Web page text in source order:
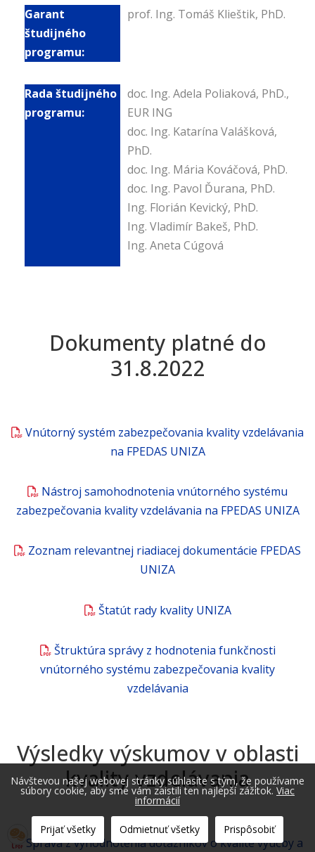
prof. Ing. Tomáš Klieštik, PhD.
doc. Ing. Adela Poliaková, PhD.,
EUR ING
doc. Ing. Katarína Valášková,
PhD.
doc. Ing. Mária Kováčová, PhD.
doc. Ing. Pavol Ďurana, PhD.
Ing. Florián Kevický, PhD.
Ing. Vladimír Bakeš, PhD.
Ing. Aneta Cúgová
Dokumenty platné do
31.8.2022
Vnútorný systém zabezpečovania kvality vzdelávania
na FPEDAS UNIZA
Nástroj samohodnotenia vnútorného systému
zabezpečovania kvality vzdelávania na FPEDAS UNIZA
Zoznam relevantnej riadiacej dokumentácie FPEDAS
UNIZA
Štatút rady kvality UNIZA
Štruktúra správy z hodnotenia funkčnosti
vnútorného systému zabezpečovania kvality
vzdelávania
Výsledky výskumov v oblasti
kvality vzdelávania
Správa z vyhodnotenia dotazníkov o kvalite výučby a
Návštevou našej webovej stránky súhlasíte s tým, že používame
súbory cookie, aby sme vám zaistili ten najlepší zážitok. Viac
informácií
Prijať všetky Odmietnuť všetky Prispôsobiť